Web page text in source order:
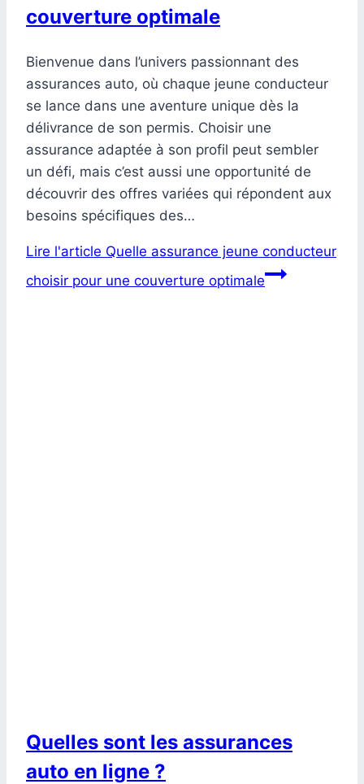
couverture optimale
Bienvenue dans l’univers passionnant des
assurances auto, où chaque jeune conducteur
se lance dans une aventure unique dès la
délivrance de son permis. Choisir une
assurance adaptée à son profil peut sembler
un défi, mais c’est aussi une opportunité de
découvrir des offres variées qui répondent aux
besoins spécifiques des…
Lire l'article Quelle assurance jeune conducteur
choisir pour une couverture optimale
Quelles sont les assurances
auto en ligne ?